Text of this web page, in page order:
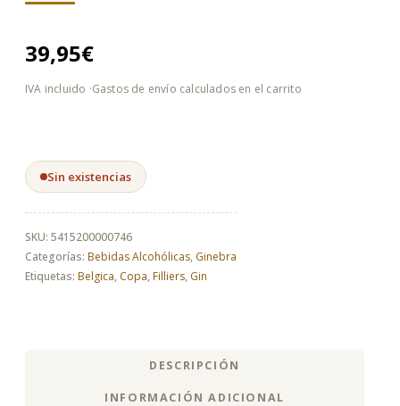
39,95€
Sin existencias
SKU: 5415200000746
Categorías: Bebidas Alcohólicas, Ginebra
Etiquetas: Belgica, Copa, Filliers, Gin
DESCRIPCIÓN
INFORMACIÓN ADICIONAL